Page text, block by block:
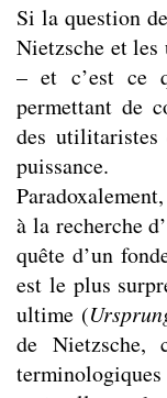
Si la question
Nietzsche et
– et c’est ce
permettant de
des
puissance.
à la recherche
quête d’un
est le plus
ultime (
de Nietzsche,